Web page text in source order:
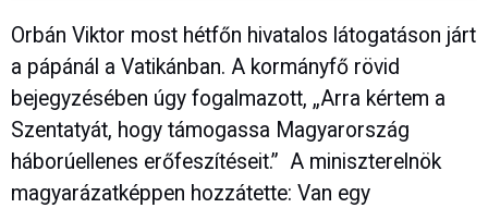
Orbán Viktor most hétfőn hivatalos látogatáson járt
a pápánál a Vatikánban. A kormányfő rövid
bejegyzésében úgy fogalmazott, „Arra kértem a
Szentatyát, hogy támogassa Magyarország
háborúellenes erőfeszítéseit.” A miniszterelnök
magyarázatképpen hozzátette: Van egy